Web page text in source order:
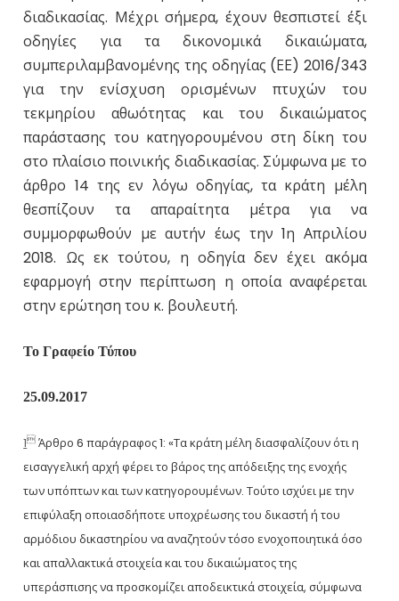
διαδικασίας. Μέχρι σήμερα, έχουν θεσπιστεί έξι
οδηγίες για τα δικονομικά δικαιώματα,
συμπεριλαμβανομένης της οδηγίας (ΕΕ) 2016/343
για την ενίσχυση ορισμένων πτυχών του
τεκμηρίου αθωότητας και του δικαιώματος
παράστασης του κατηγορουμένου στη δίκη του
στο πλαίσιο ποινικής διαδικασίας. Σύμφωνα με το
άρθρο 14 της εν λόγω οδηγίας, τα κράτη μέλη
θεσπίζουν τα απαραίτητα μέτρα για να
συμμορφωθούν με αυτήν έως την 1η Απριλίου
2018. Ως εκ τούτου, η οδηγία δεν έχει ακόμα
εφαρμογή στην περίπτωση η οποία αναφέρεται
στην ερώτηση του κ. βουλευτή.
Το Γραφείο Τύπου
25.09.2017
1 Άρθρο 6 παράγραφος 1: «Τα κράτη μέλη διασφαλίζουν ότι η
εισαγγελική αρχή φέρει το βάρος της απόδειξης της ενοχής
των υπόπτων και των κατηγορουμένων. Τούτο ισχύει με την
επιφύλαξη οποιασδήποτε υποχρέωσης του δικαστή ή του
αρμόδιου δικαστηρίου να αναζητούν τόσο ενοχοποιητικά όσο
και απαλλακτικά στοιχεία και του δικαιώματος της
υπεράσπισης να προσκομίζει αποδεικτικά στοιχεία, σύμφωνα